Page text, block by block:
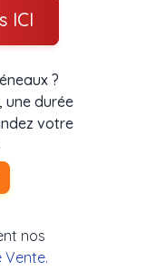
ICI
?
une durée
votre
nos
Vente.